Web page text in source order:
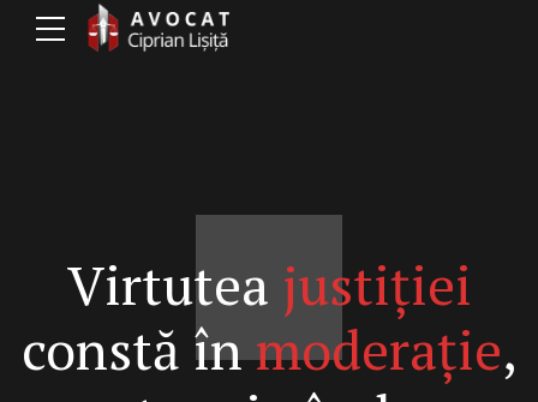
Virtutea justiției
constă înmoderație,